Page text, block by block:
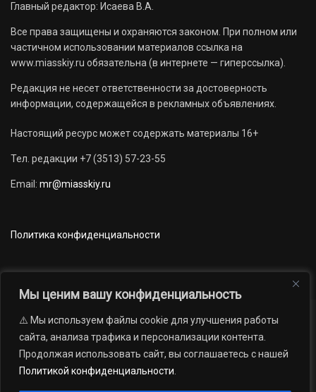
Мы ценим вашу конфиденциальность
⚠️ Мы используем файлы cookie для улучшения работы
сайта, анализа трафика и персонализации контента.
Продолжая использовать сайт, вы соглашаетесь с нашей
Политикой конфиденциальности
Главный редактор: Исаева В.А.
Все права защищены и охраняются законом. При полном или
частичном использовании материалов ссылка на
www.miasskiy.ru обязательна (в интернете — гиперссылка).
Редакция не несет ответственности за достоверность
информации, содержащейся в рекламных объявлениях.
Настоящий ресурс может содержать материалы 16+
Тел. редакции +7 (3513) 57-23-55
Email: mr@miasskiy.ru
Политика конфиденциальности
Новости Наши проекты
Официально
АРХИВ
16+
газеты «Миасский рабочий»; Областное государственное учреждение